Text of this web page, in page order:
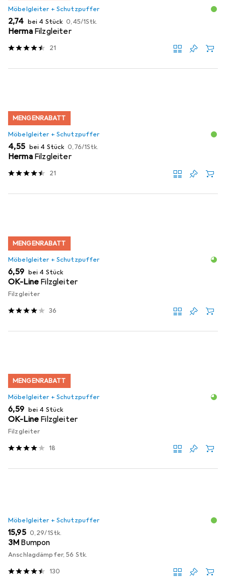
Möbelgleiter + Schutzpuffer
EUR
2,74 bei 4 Stück EUR
0,45/1Stk.
Herma Filzgleiter
21
MENGENRABATT
Möbelgleiter + Schutzpuffer
EUR
4,55 bei 4 Stück EUR
0,76/1Stk.
Herma Filzgleiter
21
MENGENRABATT
Möbelgleiter + Schutzpuffer
EUR
6,59 bei 4 Stück
OK-Line Filzgleiter
Filzgleiter
36
MENGENRABATT
Möbelgleiter + Schutzpuffer
EUR
6,59 bei 4 Stück
OK-Line Filzgleiter
Filzgleiter
18
Möbelgleiter + Schutzpuffer
EUR
15,95 EUR
0,29/1Stk.
3M Bumpon
Anschlagdämpfer, 56 Stk.
130